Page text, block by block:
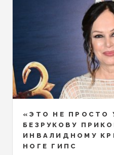
«ЭТО НЕ ПРОСТО
БЕЗРУКОВУ
ИНВАЛИДНОМУ
НОГЕ ГИПС